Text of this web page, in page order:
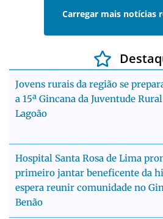
Carregar mais notícias
Jovens rurais da região se
a 15ª Gincana da Juventude
Lagoão
Hospital Santa Rosa de Lima
primeiro jantar beneficente da
espera reunir comunidade no
Benão